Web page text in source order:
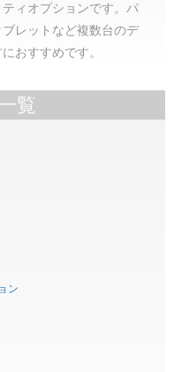
ィオプションです。パ
レットなど複数台のデ
おすすめです。
覧
ン